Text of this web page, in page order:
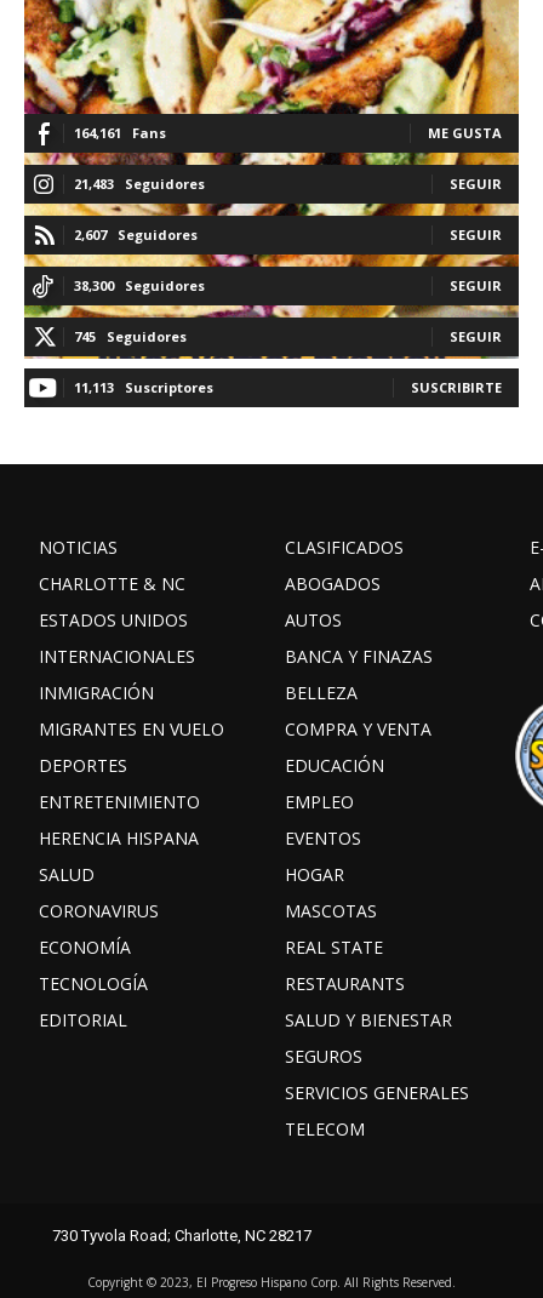
164,161 Fans ME GUSTA
21,483 Seguidores SEGUIR
2,607 Seguidores SEGUIR
38,300 Seguidores SEGUIR
745 Seguidores SEGUIR
11,113 Suscriptores SUSCRIBIRTE
NOTICIAS
CHARLOTTE & NC
ESTADOS UNIDOS
INTERNACIONALES
INMIGRACIÓN
MIGRANTES EN VUELO
DEPORTES
ENTRETENIMIENTO
HERENCIA HISPANA
SALUD
CORONAVIRUS
ECONOMÍA
TECNOLOGÍA
EDITORIAL
CLASIFICADOS
ABOGADOS
AUTOS
BANCA Y FINAZAS
BELLEZA
COMPRA Y VENTA
EDUCACIÓN
EMPLEO
EVENTOS
HOGAR
MASCOTAS
REAL STATE
RESTAURANTS
SALUD Y BIENESTAR
SEGUROS
SERVICIOS GENERALES
TELECOM
Facebook Instagram
X Youtube threads
730 Tyvola Road; Charlotte, NC 28217
Copyright ©️ 2023, El Progreso Hispano Corp. All Rights Reserved.